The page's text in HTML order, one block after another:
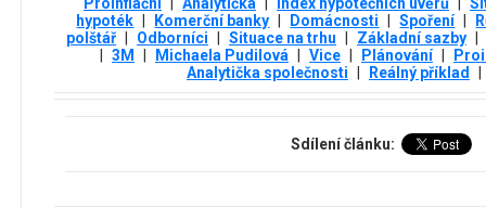
Proinflační
Analytička Index hypotéčních úvěrů
hypoték
Komerční banky Domácnosti Spoření
polštář
Odborníci Situace na trhu Základní sazby
3М Michaela Pudilová Vice Plánování
Analytička společnosti
Reálný příklad
Sdílení článku: